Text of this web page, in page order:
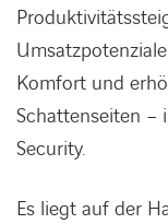
Komfort und
Schattenseiten –
Security.
Es liegt auf der